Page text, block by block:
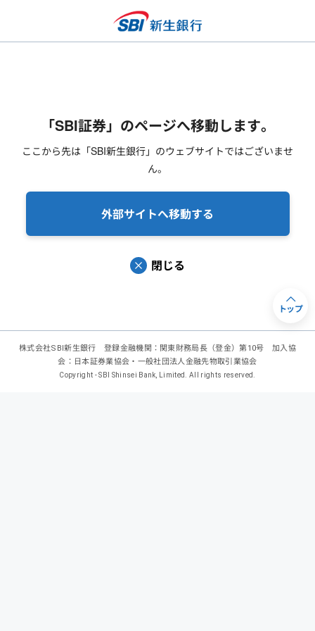
「SBI証券」のページへ移動します。
ここから先は「SBI新生銀行」のウェブサイトではございませ
ん。
外部サイトへ移動する
閉じる
株式会社SBI新生銀行 登録金融機関：関東財務局長（登金）第10号 加入協
会：日本証券業協会・一般社団法人金融先物取引業協会
Copyright - SBI Shinsei Bank, Limited. All rights reserved.
トップ